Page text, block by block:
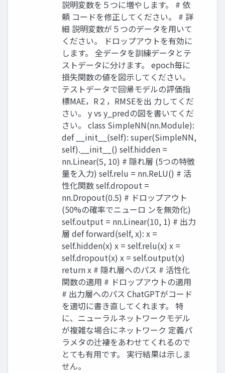
説明変数を５つに増やします。 # 依
頼 コードを修正してください。 # 詳
細 説明変数が５つのデータを用いて
ください。 ドロップアウトを有効に
します。 全データを訓練データとテ
ストデータに分けます。 epoch毎に
損失関数の値を図示してください。
テストデータで回帰モデルの評価指
標MAE，R２，RMSEを出 力してくだ
さい。 y vs y_predの図を書いてくだ
さい。 class SimpleNN(nn.Module):
def __init__(self): super(SimpleNN,
self).__init__() self.hidden =
nn.Linear(5, 10) # 隠れ層 (5つの特徴
量を入力) self.relu = nn.ReLU() # 活
性化関数 self.dropout =
nn.Dropout(0.5) # ドロップアウト
(50%の確率でニューロ ンを無効化)
self.output = nn.Linear(10, 1) # 出力
層 def forward(self, x): x =
self.hidden(x) x = self.relu(x) x =
self.dropout(x) x = self.output(x)
return x # 隠れ層へのパス # 活性化
関数の適用 # ドロップアウトの適用
# 出力層へのパス ChatGPTがコード
を適切に書き直してくれます。 特
に、ニューラルネットワークモデル
が複雑な場合にネットワーク 定義パ
ラメタの辻褄をあわせてくれるので
とても有用です。 実行結果は示しま
せん。